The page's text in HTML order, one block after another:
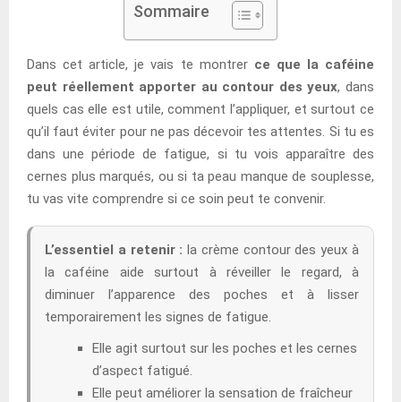
Sommaire
Dans cet article, je vais te montrer ce que la caféine
peut réellement apporter au contour des yeux, dans
quels cas elle est utile, comment l’appliquer, et surtout ce
qu’il faut éviter pour ne pas décevoir tes attentes. Si tu es
dans une période de fatigue, si tu vois apparaître des
cernes plus marqués, ou si ta peau manque de souplesse,
tu vas vite comprendre si ce soin peut te convenir.
L’essentiel a retenir : la crème contour des yeux à
la caféine aide surtout à réveiller le regard, à
diminuer l’apparence des poches et à lisser
temporairement les signes de fatigue.
Elle agit surtout sur les poches et les cernes
d’aspect fatigué.
Elle peut améliorer la sensation de fraîcheur